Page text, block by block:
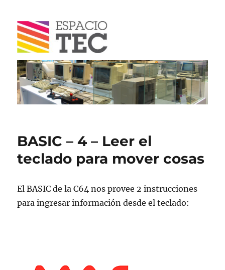
Blog
BASIC – 4 – Leer el
teclado para mover cosas
El BASIC de la C64 nos provee 2 instrucciones
para ingresar información desde el teclado: